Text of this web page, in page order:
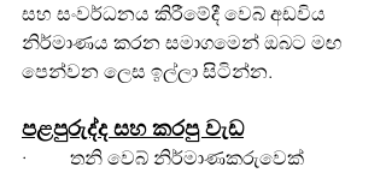
සහ සංවර්ධනය කිරීමේදී වෙබ් අඩවිය
නිර්මාණය කරන සමාගමෙන් ඔබට මඟ
පෙන්වන ලෙස ඉල්ලා සිටින්න.
පළපුරුද්ද සහ කරපු වැඩ
·         තනි වෙබ් නිර්මාණකරුවෙක්